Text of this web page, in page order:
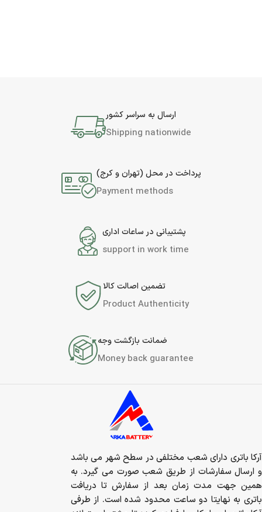
ارسال به سراسر کشور
Shipping nationwide
پرداخت در محل (تهران و کرج)
Payment methods
پشتیبانی در ساعات اداری
support in work time
تضمین اصالت کالا
Product Authenticity
ضمانت بازگشت وجه
Money back guarantee
آرکا باتری دارای شعب مختلفی در سطح شهر می باشد
و ارسال سفارشات از طریق شعب صورت می گیرد. به
همین جهت مدت زمان بعد از سفارش تا دریافت
باتری به نهایتا دو ساعت محدود شده است. از طرفی